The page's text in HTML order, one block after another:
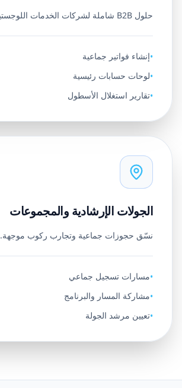
حلول B2B شاملة لشركات الخدمات اللوجستية.
•إنشاء فواتير جماعية
•لوحات حسابات رئيسية
•تقارير استغلال الأسطول
الجولات الإرشادية والمجموعات
نسّق حجوزات جماعية وتجارب ركوب موجهة.
•مسارات تسجيل جماعي
•مشاركة المسار والبرنامج
•تعيين مرشد الجولة